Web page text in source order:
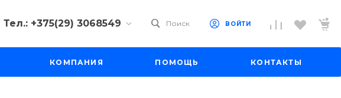
Тел.: +375(29) 3068549
Минск, Пр-д
Поиск ВОЙТИ
КОМПАНИЯ ПОМОЩЬ КОНТАКТЫ